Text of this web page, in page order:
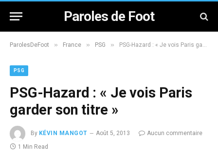
Paroles de Foot
ParolesDeFoot » France » PSG » PSG-Hazard : « Je vois Paris garder son titre »
PSG
PSG-Hazard : « Je vois Paris
garder son titre »
By KÉVIN MANGOT Août 5, 2013
Aucun commentaire
1 Min Read